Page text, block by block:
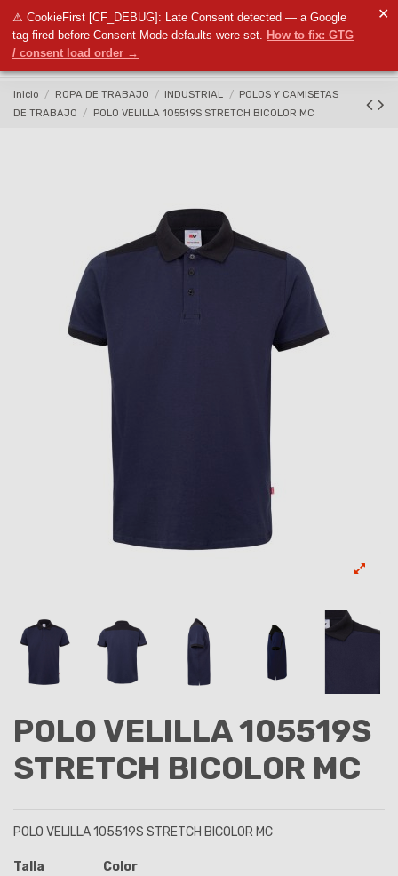
⚠ CookieFirst [CF_DEBUG]: Late Consent detected — a Google
tag fired before Consent Mode defaults were set. How to fix: GTG
/ consent load order →
✕
Inicio ROPA DE TRABAJO INDUSTRIAL
POLOS Y CAMISETAS
DE TRABAJO
POLO VELILLA 105519S STRETCH BICOLOR MC
POLO VELILLA 105519S
STRETCH BICOLOR MC
POLO VELILLA 105519S STRETCH BICOLOR MC
Talla
Color